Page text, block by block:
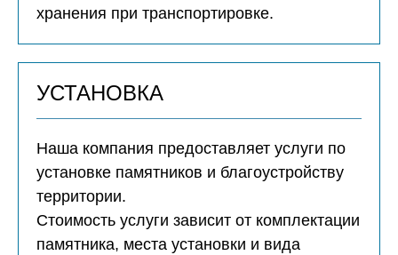
хранения при транспортировке.
УСТАНОВКА
Наша компания предоставляет услуги по
установке памятников и благоустройству
территории.
Стоимость услуги зависит от комплектации
памятника, места установки и вида